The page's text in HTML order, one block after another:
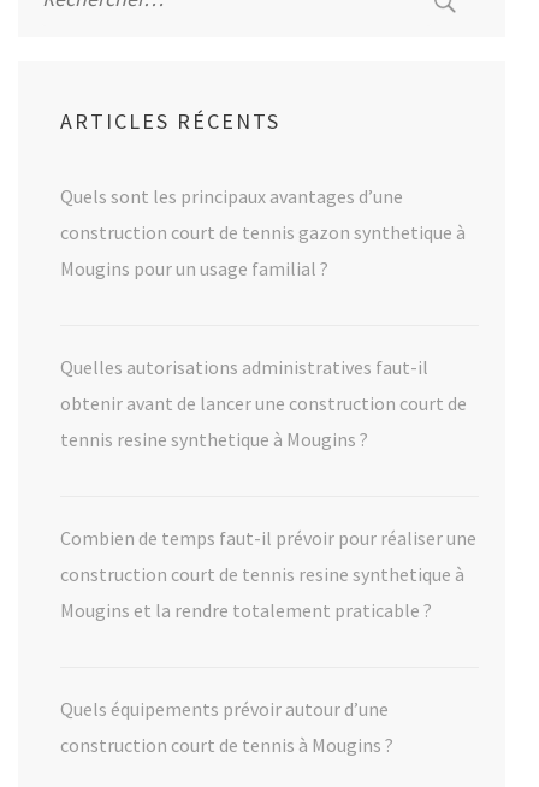
ARTICLES RÉCENTS
Quels sont les principaux avantages d’une
construction court de tennis gazon synthetique à
Mougins pour un usage familial ?
Quelles autorisations administratives faut-il
obtenir avant de lancer une construction court de
tennis resine synthetique à Mougins ?
Combien de temps faut-il prévoir pour réaliser une
construction court de tennis resine synthetique à
Mougins et la rendre totalement praticable ?
Quels équipements prévoir autour d’une
construction court de tennis à Mougins ?